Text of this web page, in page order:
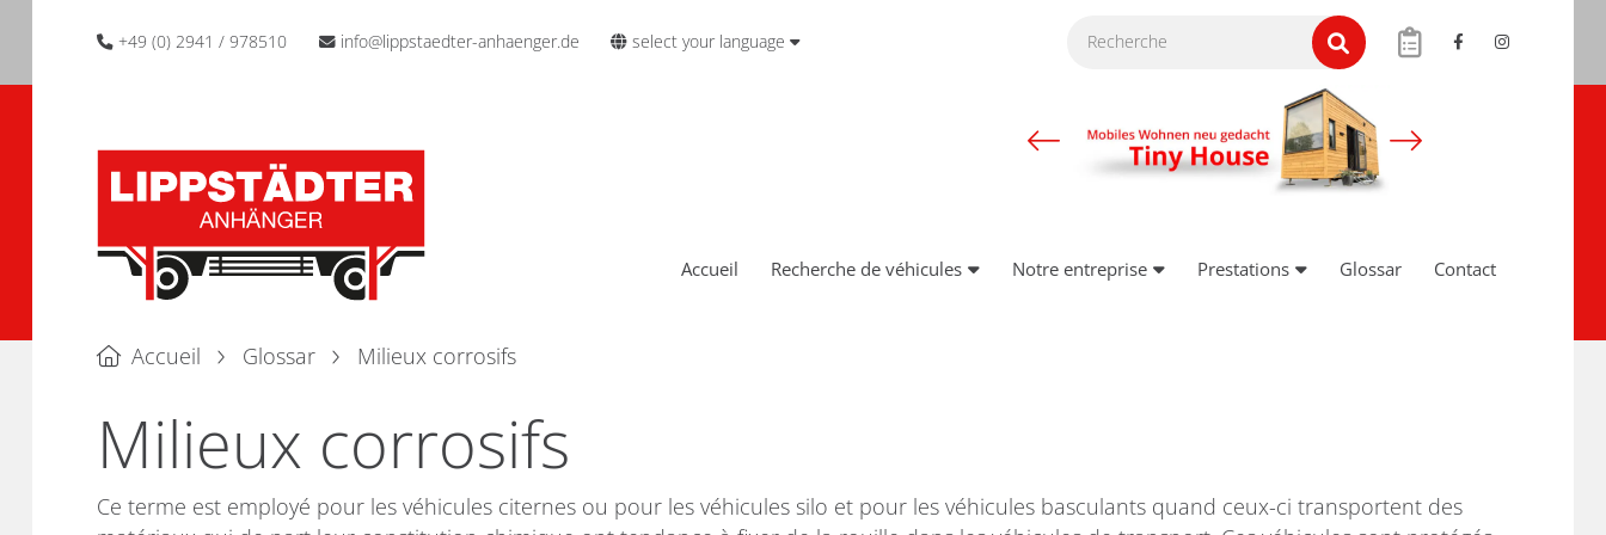
+49 (0) 2941 / 978510 info@lippstaedter-anhaenger.de select your language
Accueil Recherche de véhicules Notre entreprise Prestations Glossar Contact
Accueil Glossar Milieux corrosifs
Milieux corrosifs
Ce terme est employé pour les véhicules citernes ou pour les véhicules silo et pour les véhicules basculants quand ceux-ci transportent des